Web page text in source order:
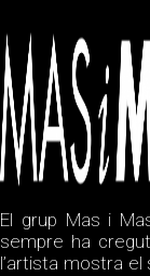
El grup Mas i
sempre ha
l’artista mostra